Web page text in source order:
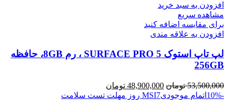
افزودن به سبد خرید
مشاهده سریع
برای مقایسه اضافه کنید
افزودن به علاقه مندی
لپ تاپ استوک SURFACE PRO 5 ، رم 8GB، حافظه
256GB
53,500,000 تومان قیمت
اصلی
48,900,000 تومان
فعلی
-10% اتمام موجودی MSI7 روز مهلت تست سلامت